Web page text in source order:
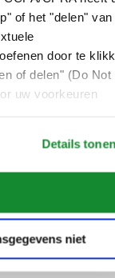
of het "delen" van
door te
of delen" (Do Not
uw voorkeuren
Details
niet